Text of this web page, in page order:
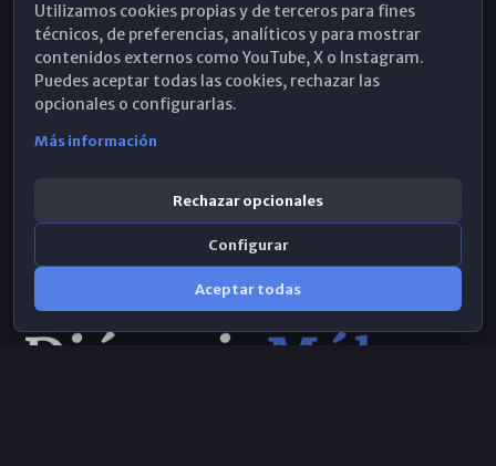
Hemeroteca
WhatsApp
Utilizamos cookies propias y de terceros para fines
técnicos, de preferencias, analíticos y para mostrar
contenidos externos como YouTube, X o Instagram.
Puedes aceptar todas las cookies, rechazar las
opcionales o configurarlas.
Más información
Rechazar opcionales
Configurar
Aceptar todas